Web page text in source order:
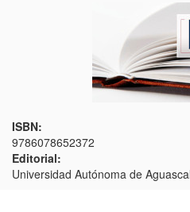
ISBN:
9786078652372
Editorial:
Universidad Autónoma de